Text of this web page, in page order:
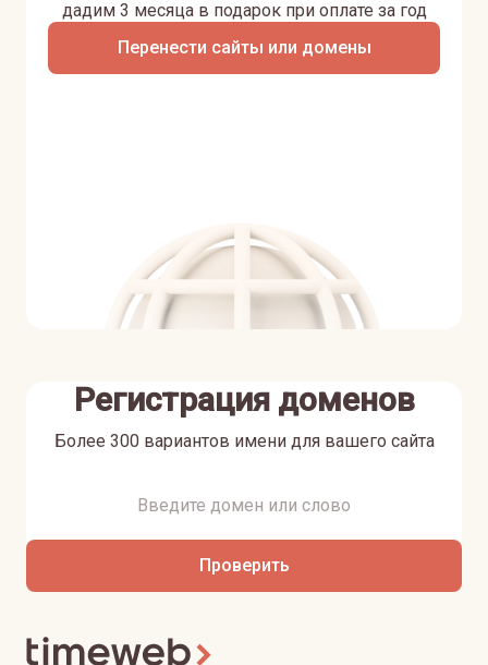
Перенести сайты или домены
дадим 3 месяца в подарок при оплате за год
Регистрация доменов
Более 300 вариантов имени для вашего сайта
Проверить